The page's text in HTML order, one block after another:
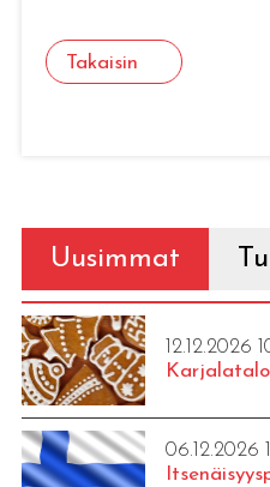
Takaisin
Uusimmat
12.12.2026
06.12.2026